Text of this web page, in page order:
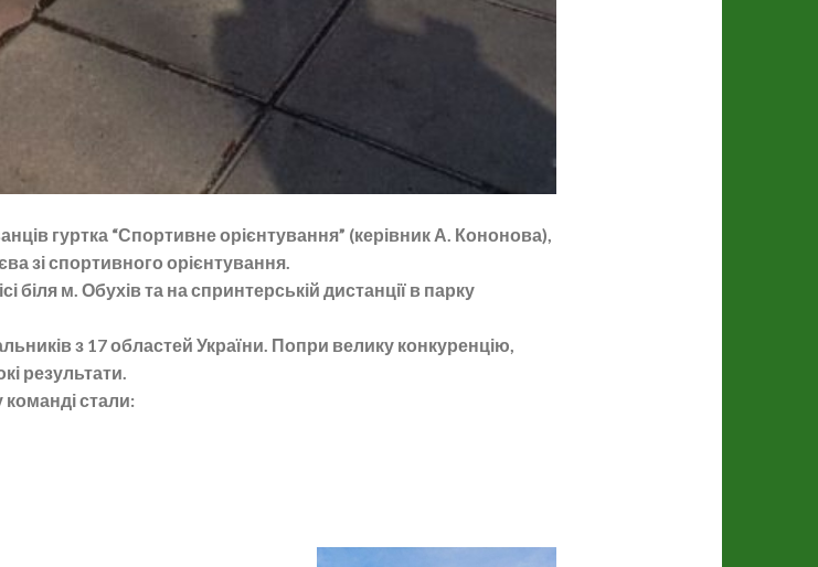
гуртка “Спортивне орієнтування” (керівник А. Кононова),
зі спортивного орієнтування.
біля м. Обухів та на спринтерській дистанції в парку
з 17 областей України. Попри велику конкуренцію,
результати.
стали: